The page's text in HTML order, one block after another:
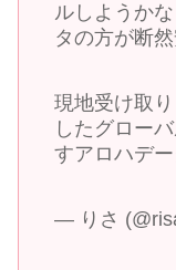
ルしようか
タの方が断然
現地受け取
したグロー
すアロハデ
— りさ